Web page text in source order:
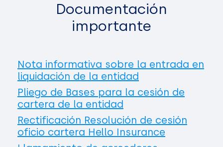
Documentación
importante
Nota informativa sobre la entrada en
liquidación de la entidad
Pliego de Bases para la cesión de
cartera de la entidad
Rectificación Resolución de cesión
oficio cartera Hello Insurance